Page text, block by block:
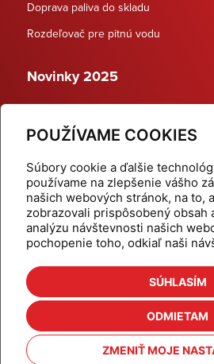
POUŽÍVAME COOKIES
Súbory cookie a ďalšie
používame na zlepšenie vášho
našich webových stránok, na to,
zobrazovali prispôsobený obsah
analýzu návštevnosti našich
pochopenie toho, odkiaľ naši
SÚHLASÍM
ODMIETAM
ZMENIŤ MOJE
Doprava paliva do skladu
Rozdeľovač pre pitnú vodu
Novinky 2025
Dynamické termostatické ventily
Domov
Aktuality
Odber
Kalkulačky
Na stiahnutie
Kontakt